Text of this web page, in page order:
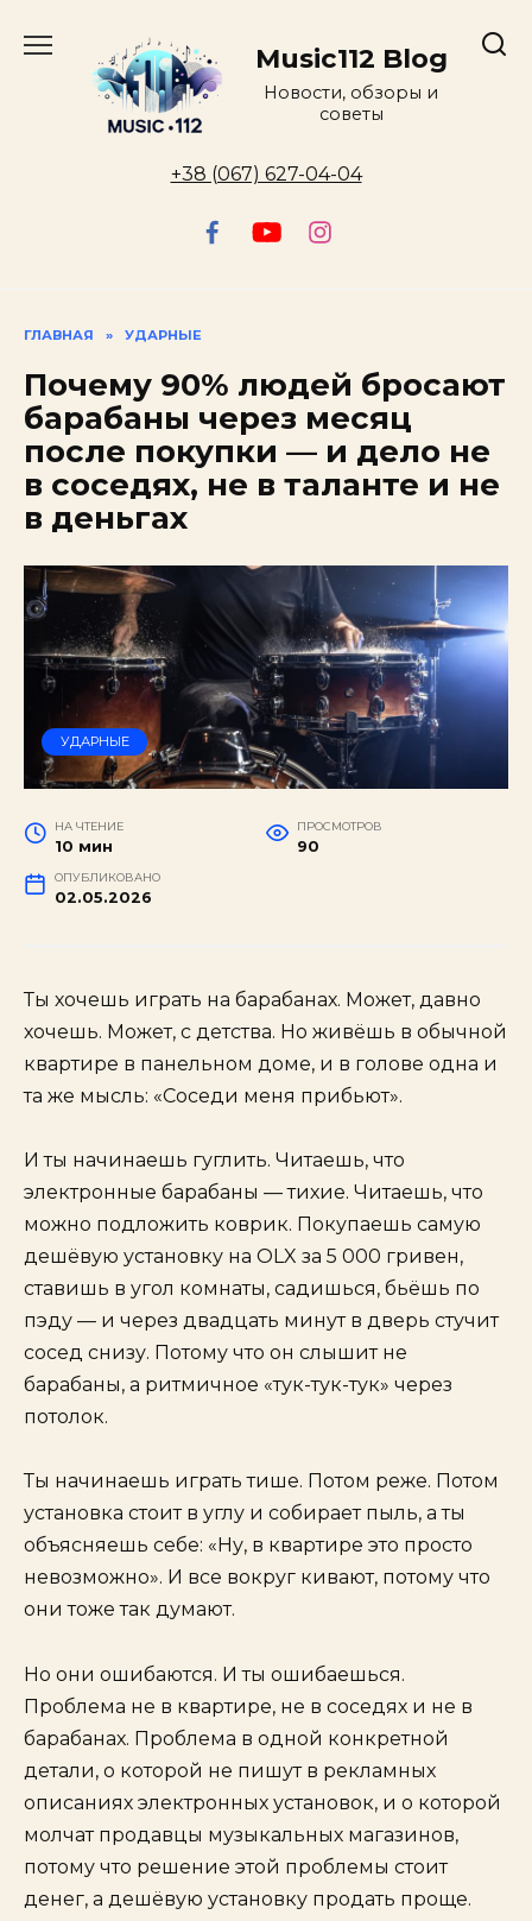
содержанию
Music112 Blog
Новости, обзоры и
советы
+38 (067) 627-04-04
ГЛАВНАЯ » УДАРНЫЕ
Почему 90% людей бросают
барабаны через месяц
после покупки — и дело не
в соседях, не в таланте и не
в деньгах
УДАРНЫЕ
НА ЧТЕНИЕ
10 мин
ПРОСМОТРОВ
90
ОПУБЛИКОВАНО
02.05.2026
Ты хочешь играть на барабанах. Может, давно
хочешь. Может, с детства. Но живёшь в обычной
квартире в панельном доме, и в голове одна и
та же мысль: «Соседи меня прибьют».
И ты начинаешь гуглить. Читаешь, что
электронные барабаны — тихие. Читаешь, что
можно подложить коврик. Покупаешь самую
дешёвую установку на OLX за 5 000 гривен,
ставишь в угол комнаты, садишься, бьёшь по
пэду — и через двадцать минут в дверь стучит
сосед снизу. Потому что он слышит не
барабаны, а ритмичное «тук-тук-тук» через
потолок.
Ты начинаешь играть тише. Потом реже. Потом
установка стоит в углу и собирает пыль, а ты
объясняешь себе: «Ну, в квартире это просто
невозможно». И все вокруг кивают, потому что
они тоже так думают.
Но они ошибаются. И ты ошибаешься.
Проблема не в квартире, не в соседях и не в
барабанах. Проблема в одной конкретной
детали, о которой не пишут в рекламных
описаниях электронных установок, и о которой
молчат продавцы музыкальных магазинов,
потому что решение этой проблемы стоит
денег, а дешёвую установку продать проще.